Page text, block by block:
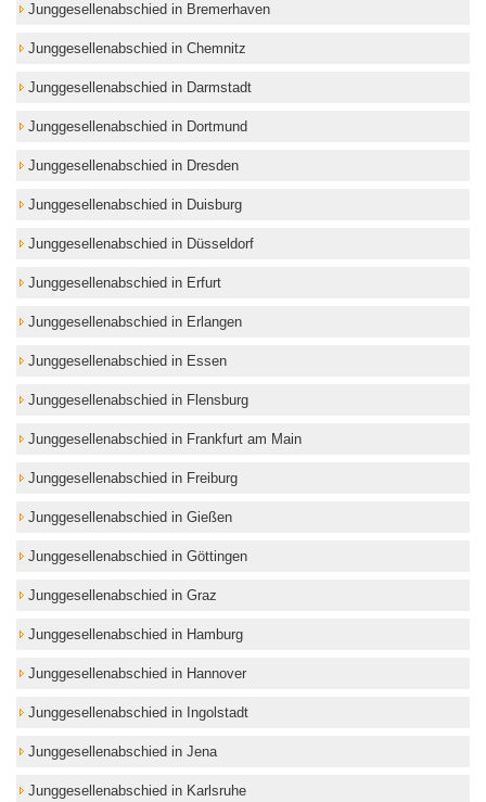
Junggesellenabschied in Bremerhaven
Junggesellenabschied in Chemnitz
Junggesellenabschied in Darmstadt
Junggesellenabschied in Dortmund
Junggesellenabschied in Dresden
Junggesellenabschied in Duisburg
Junggesellenabschied in Düsseldorf
Junggesellenabschied in Erfurt
Junggesellenabschied in Erlangen
Junggesellenabschied in Essen
Junggesellenabschied in Flensburg
Junggesellenabschied in Frankfurt am Main
Junggesellenabschied in Freiburg
Junggesellenabschied in Gießen
Junggesellenabschied in Göttingen
Junggesellenabschied in Graz
Junggesellenabschied in Hamburg
Junggesellenabschied in Hannover
Junggesellenabschied in Ingolstadt
Junggesellenabschied in Jena
Junggesellenabschied in Karlsruhe